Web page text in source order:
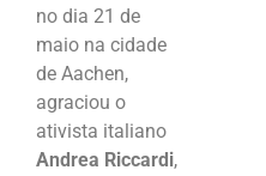
no dia 21 de
maio na cidade
de Aachen,
agraciou o
ativista italiano
Andrea Riccardi,